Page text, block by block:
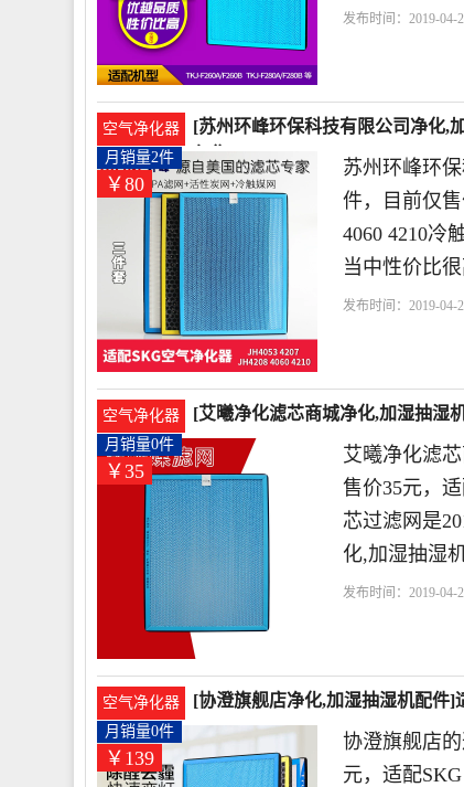
发布时间：2019-04-
空气净化器
[苏州环峰环保科技有限公司净化,
仅售80元
￥80
月销量2件
苏州环峰环
件，目前仅
4060 4210冷
当中性价比
发布时间：2019-04-
空气净化器 [艾曦净化滤芯商城净化,加湿抽湿
￥35
月销量0件
艾曦净化滤
售价35元，
芯过滤网是
化,加湿抽湿
发布时间：2019-04-
空气净化器 [协澄旗舰店净化,加湿抽湿机配件]
￥139
月销量0件
协澄旗舰店
元，适配